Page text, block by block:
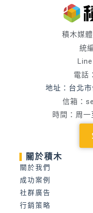
積木媒
統
電話
地址：台北
信箱：
時間：周
關於積木
關於我們
成功案例
社群廣告
行銷策略